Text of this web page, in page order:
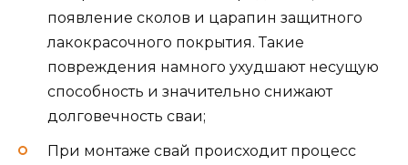
появление сколов и царапин защитного
лакокрасочного покрытия. Такие
повреждения намного ухудшают несущую
способность и значительно снижают
долговечность сваи;
При монтаже свай происходит процесс